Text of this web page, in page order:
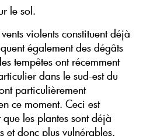
le sol.
violents constituent déjà
également des dégâts
tempêtes ont récemment
dans le sud-est du
particulièrement
ce moment. Ceci est
les plantes sont déjà
et donc plus vulnérables.